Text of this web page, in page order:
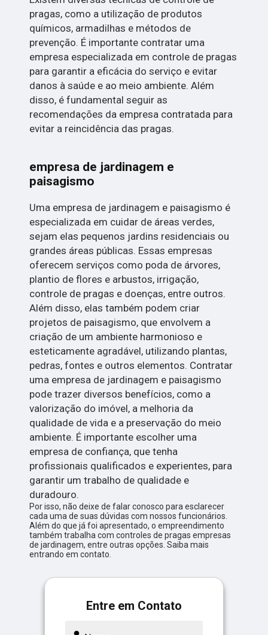
pragas, como a utilização de produtos
químicos, armadilhas e métodos de
prevenção. É importante contratar uma
empresa especializada em controle de pragas
para garantir a eficácia do serviço e evitar
danos à saúde e ao meio ambiente. Além
disso, é fundamental seguir as
recomendações da empresa contratada para
evitar a reincidência das pragas.
empresa de jardinagem e
paisagismo
Uma empresa de jardinagem e paisagismo é
especializada em cuidar de áreas verdes,
sejam elas pequenos jardins residenciais ou
grandes áreas públicas. Essas empresas
oferecem serviços como poda de árvores,
plantio de flores e arbustos, irrigação,
controle de pragas e doenças, entre outros.
Além disso, elas também podem criar
projetos de paisagismo, que envolvem a
criação de um ambiente harmonioso e
esteticamente agradável, utilizando plantas,
pedras, fontes e outros elementos. Contratar
uma empresa de jardinagem e paisagismo
pode trazer diversos benefícios, como a
valorização do imóvel, a melhoria da
qualidade de vida e a preservação do meio
ambiente. É importante escolher uma
empresa de confiança, que tenha
profissionais qualificados e experientes, para
garantir um trabalho de qualidade e
duradouro.
Por isso, não deixe de falar conosco para esclarecer
cada uma de suas dúvidas com nossos funcionários.
Além do que já foi apresentado, o empreendimento
também trabalha com controles de pragas empresas
de jardinagem, entre outras opções. Saiba mais
entrando em contato.
Entre em Contato